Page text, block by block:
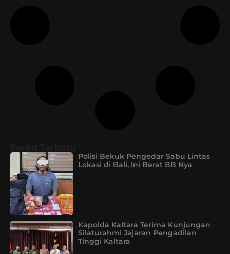
Polisi Bekuk Pengedar Sabu Lintas
Lokasi di Bali, Ini Berat BB Nya
Kapolda Kaltara Terima Kunjungan
Silaturahmi Jajaran Pengadilan
Tinggi Kaltara